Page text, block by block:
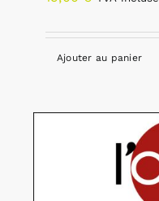
Ajouter au panier